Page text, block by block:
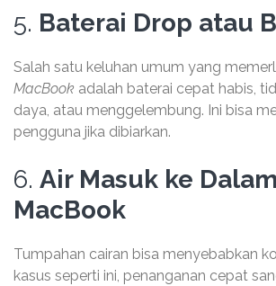
5. Baterai Drop atau
Salah satu keluhan umum yang
MacBook adalah baterai cepat habis,
daya, atau menggelembung. Ini bisa
pengguna jika dibiarkan.
6. Air Masuk ke Dalam
MacBook
Tumpahan cairan bisa menyebabkan
kasus seperti ini, penanganan cepat